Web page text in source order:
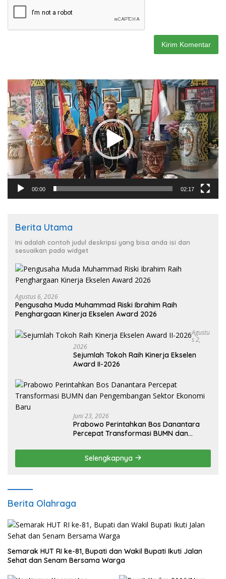
Pemutar
Video
00:00 02:17
Berita Utama
Ini adalah contoh judul deskripsi yang bisa anda isi dan
sesuaikan pada widget
Agustus 6, 2026
Pengusaha Muda Muhammad Riski Ibrahim Raih
Penghargaan Kinerja Ekselen Award 2026
Agustu
S 2,
2026
Sejumlah Tokoh Raih Kinerja Ekselen
Award II-2026
Juni 23, 2026
Prabowo Perintahkan Bos Danantara
Percepat Transformasi BUMN dan
Selengkapnya
Berita Olahraga
Semarak HUT RI ke-81, Bupati dan Wakil Bupati Ikuti Jalan
Sehat dan Senam Bersama Warga